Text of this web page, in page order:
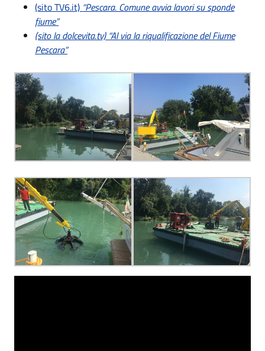
(sito TV6.it) “Pescara. Comune avvia lavori su sponde
fiume”
(sito la dolcevita.tv) “Al via la riqualificazione del Fiume
Pescara”